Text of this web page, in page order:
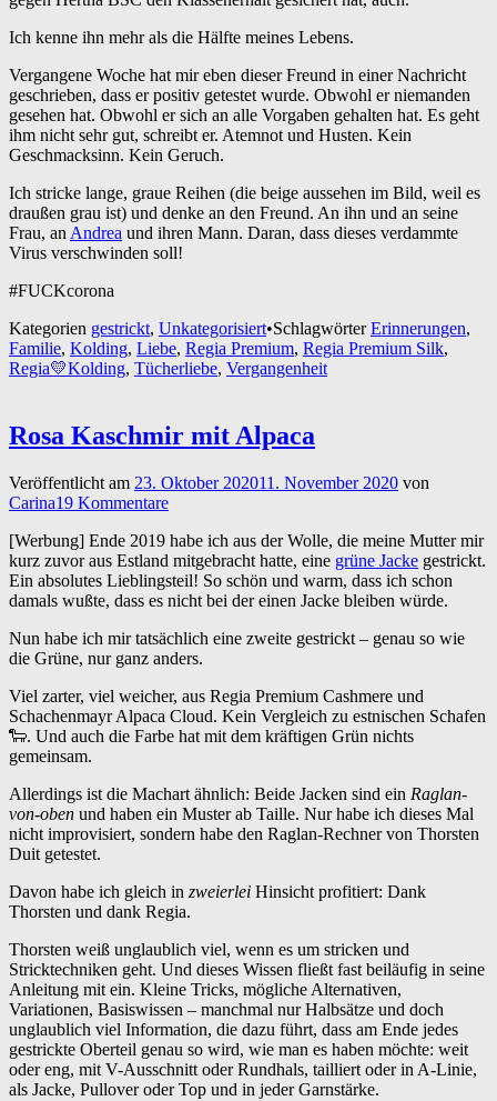
Ich kenne ihn mehr als die Hälfte meines Lebens.
Vergangene Woche hat mir eben dieser Freund in einer Nachricht
geschrieben, dass er positiv getestet wurde. Obwohl er niemanden
gesehen hat. Obwohl er sich an alle Vorgaben gehalten hat. Es geht
ihm nicht sehr gut, schreibt er. Atemnot und Husten. Kein
Geschmacksinn. Kein Geruch.
Ich stricke lange, graue Reihen (die beige aussehen im Bild, weil es
draußen grau ist) und denke an den Freund. An ihn und an seine
Frau, an Andrea und ihren Mann. Daran, dass dieses verdammte
Virus verschwinden soll!
#FUCKcorona
Kategorien gestrickt, Unkategorisiert•SchlagwörterErinnerungen,
Familie, Kolding, Liebe, Regia Premium, Regia Premium Silk,
Regia💛Kolding, Tücherliebe, Vergangenheit
Rosa Kaschmir mit Alpaca
Veröffentlicht am 23. Oktober 202011. November 2020 von
Carina19 Kommentare
[Werbung] Ende 2019 habe ich aus der Wolle, die meine Mutter mir
kurz zuvor aus Estland mitgebracht hatte, eine grüne Jacke gestrickt.
Ein absolutes Lieblingsteil! So schön und warm, dass ich schon
damals wußte, dass es nicht bei der einen Jacke bleiben würde.
Nun habe ich mir tatsächlich eine zweite gestrickt – genau so wie
die Grüne, nur ganz anders.
Viel zarter, viel weicher, aus Regia Premium Cashmere und
Schachenmayr Alpaca Cloud. Kein Vergleich zu estnischen Schafen
🐑. Und auch die Farbe hat mit dem kräftigen Grün nichts
gemeinsam.
Allerdings ist die Machart ähnlich: Beide Jacken sind ein Raglan-
von-oben und haben ein Muster ab Taille. Nur habe ich dieses Mal
nicht improvisiert, sondern habe den Raglan-Rechner von Thorsten
Duit getestet.
Davon habe ich gleich in zweierlei Hinsicht profitiert: Dank
Thorsten und dank Regia.
Thorsten weiß unglaublich viel, wenn es um stricken und
Stricktechniken geht. Und dieses Wissen fließt fast beiläufig in seine
Anleitung mit ein. Kleine Tricks, mögliche Alternativen,
Variationen, Basiswissen – manchmal nur Halbsätze und doch
unglaublich viel Information, die dazu führt, dass am Ende jedes
gestrickte Oberteil genau so wird, wie man es haben möchte: weit
oder eng, mit V-Ausschnitt oder Rundhals, tailliert oder in A-Linie,
als Jacke, Pullover oder Top und in jeder Garnstärke.